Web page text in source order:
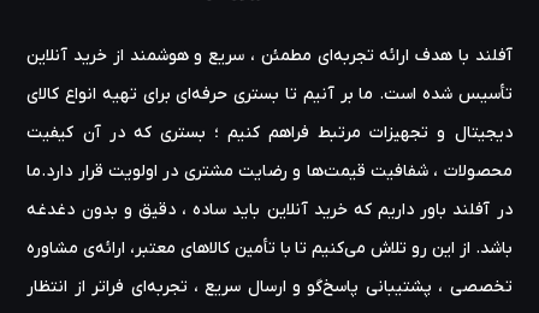
این شرکت به دلیل ارائه پشتیبانی عالی از مشتری شهرت دارد و محصولات
آن با ضمانت‌های قوی پشتیبانی می‌شوند. این تعهد به کیفیت و خدمات
مشتری به EVGA کمک کرده است تا در میان علاقه مندان به کامپیوتر
طرفداران وفاداری ایجاد کند.EVGA علاوه بر محصولات سخت‌افزاری خود،
بیشترین بهره را از اجزای خود ببرند. نرم افزار اورکلاک Precision X1 و ابزار
نظارت بر GPU، EVGA Precision XOC، دو نمونه از این ابزارها هستند.به
طور کلی، EVGA شرکتی است که قطعات کامپیوتری با کیفیت بالا را ارائه
آفلند با هدف ارائه‌ تجربه‌ای مطمئن ، سریع و هوشمند از خرید آنلاین
تأسیس شده است. ما بر آنیم تا بستری حرفه‌ای برای تهیه‌ انواع کالای
دیجیتال و تجهیزات مرتبط فراهم کنیم ؛ بستری که در آن کیفیت
محصولات ، شفافیت قیمت‌ها و رضایت مشتری در اولویت قرار دارد.ما
در آفلند باور داریم که خرید آنلاین باید ساده ، دقیق و بدون دغدغه
باشد. از این رو تلاش می‌کنیم تا با تأمین کالاهای معتبر، ارائه‌ی مشاوره‌
تخصصی ، پشتیبانی پاسخ‌گو و ارسال سریع ، تجربه‌ای فراتر از انتظار